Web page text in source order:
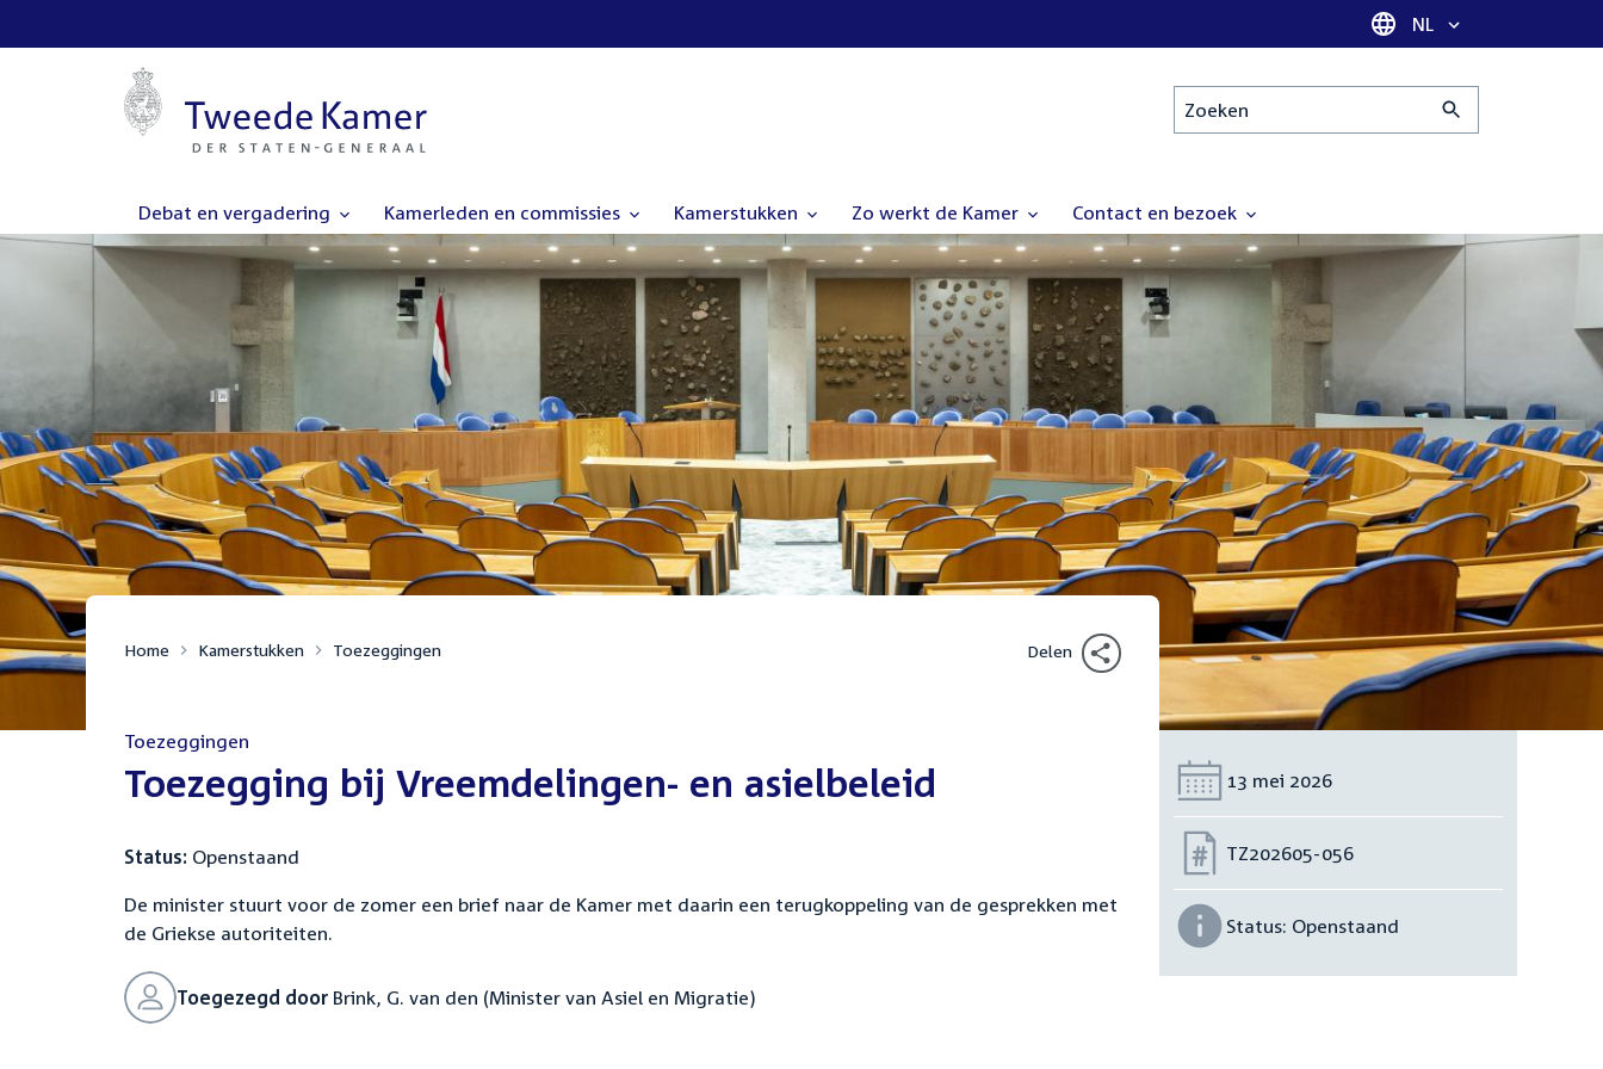
Taal selectie
NL
Zoeken
Debat en vergadering Kamerleden en commissies Kamerstukken Zo werkt de Kamer Contact en bezoek
Home Kamerstukken Toezeggingen Delen
Toezeggingen
:Toezegging bij Vreemdelingen- en asielbeleid
Status: Openstaand
De minister stuurt voor de zomer een brief naar de Kamer met daarin een terugkoppeling van de gesprekken met
de Griekse autoriteiten.
Toegezegd door Brink, G. van den (Minister van Asiel en Migratie)
Datum:
13 mei 2026
Nummer:
TZ202605-056
Status: Openstaand